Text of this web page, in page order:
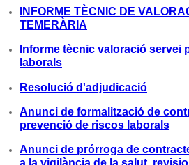
INFORME TÈCNIC DE
TEMERÀRIA
Informe tècnic valoració servei
laborals
Resolució d'adjudicació
Anunci de formalització de
prevenció de riscos laborals
Anunci de prórroga de